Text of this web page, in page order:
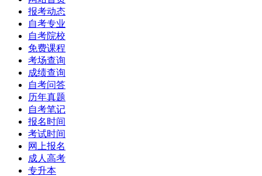
报考动态
自考专业
自考院校
免费课程
考场查询
成绩查询
自考问答
历年真题
自考笔记
报名时间
考试时间
网上报名
成人高考
专升本